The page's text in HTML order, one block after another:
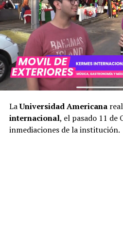
LaUniversidad Americana
internacional, el pasado 11 de
inmediaciones de la institución.